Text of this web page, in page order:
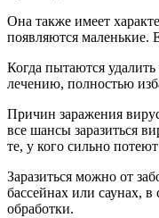
Она также имеет
появляются маленькие.
Когда пытаются
лечению, полностью
Причин заражения
все шансы заразиться
те, у кого сильно
Заразиться можно от
бассейнах или саунах,
обработки.